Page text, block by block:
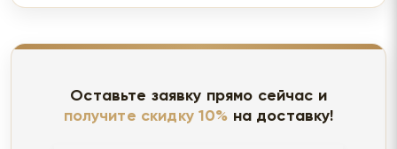
Оставьте заявку прямо сейчас и
получите скидку 10% на доставку!